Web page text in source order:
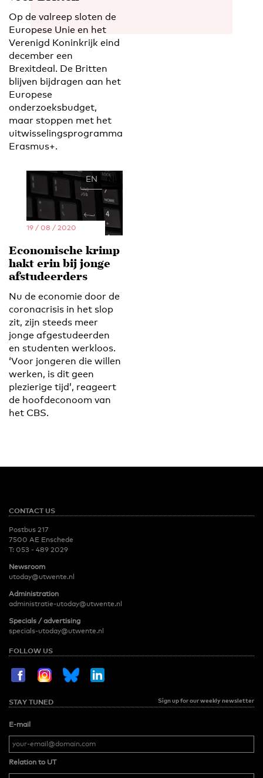
Op de valreep sloten de
Europese Unie en het
Verenigd Koninkrijk eind
december een
Brexitdeal. De Britten
blijven bijdragen aan het
Europese
onderzoeksbudget,
maar stoppen met het
uitwisselingsprogramma
Erasmus+.
EN NL
19 / 08 / 2020
Economische krimp
hakt erin bij jonge
afstudeerders
Nu de economie door de
coronacrisis in het slop
zit, zijn steeds meer
jonge afgestudeerden
en studenten werkloos.
‘Voor jongeren die willen
werken, is dit geen
plezierige tijd’, reageert
de hoofdeconoom van
het CBS.
CONTACT US
Postbus 217
7500 AE Enschede
T: 053 - 489 2029
Newsroom
utoday@utwente.nl
Administration
administratie-utoday@utwente.nl
Specials / advertising
specials-utoday@utwente.nl
FOLLOW US
STAY TUNED Sign up for our weekly newsletter
E-mail
Relation to UT